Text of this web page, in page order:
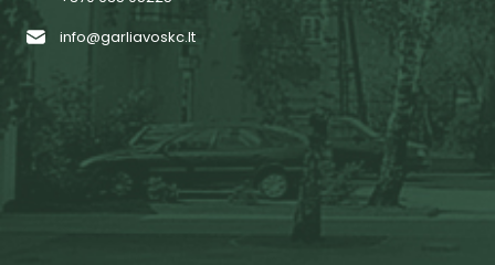
info@garliavoskc.lt